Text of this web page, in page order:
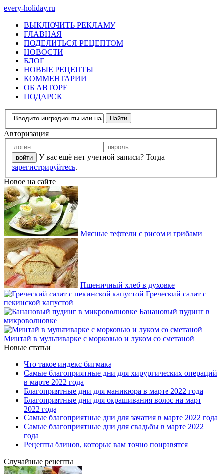
every-holiday.ru
ВЫКЛЮЧИТЬ РЕКЛАМУ
ГЛАВНАЯ
ПОДЕЛИТЬСЯ РЕЦЕПТОМ
НОВОСТИ
БЛОГ
НОВЫЕ РЕЦЕПТЫ
КОММЕНТАРИИ
ОБ АВТОРЕ
ПОДАРОК
Авторизация
У вас ещё нет учетной записи? Тогда
зарегистрируйтесь.
Новое на сайте
Мясные тефтели с рисом и грибами
Пшеничный хлеб в духовке
Греческий салат с
пекинской капустой
Банановый пудинг в
микроволновке
Минтай в мультиварке с морковью и луком со сметаной
Новые статьи
Что такое индекс бигмака
Самые благоприятные дни для хирургических операций
в марте 2022 года
Благоприятные дни для маникюра в марте 2022 года
Благоприятные дни для окрашивания волос на март
2022 года
Самые благоприятные дни для зачатия в марте 2022 года
Самые благоприятные дни для свадьбы в марте 2022
года
Рецепты блинов, которые вам точно понравятся
Случайные рецепты